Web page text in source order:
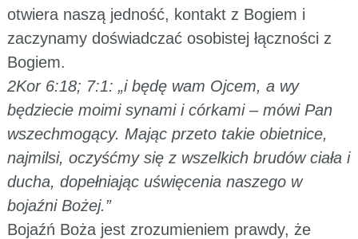
otwiera naszą jedność, kontakt z Bogiem i
zaczynamy doświadczać osobistej łączności z
Bogiem.
2Kor 6:18; 7:1: „i będę wam Ojcem, a wy
będziecie moimi synami i córkami – mówi Pan
wszechmogący. Mając przeto takie obietnice,
najmilsi, oczyśćmy się z wszelkich brudów ciała i
ducha, dopełniając uświęcenia naszego w
bojaźni Bożej.”
Bojaźń Boża jest zrozumieniem prawdy, że